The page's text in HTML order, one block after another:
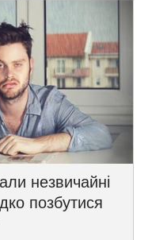
незвичайні
позбутися